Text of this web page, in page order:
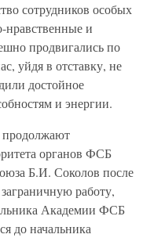
сотрудников особых
нравственные и
продвигались по
уйдя в отставку, не
достойное
и энергии.
органов ФСБ
Б.И. Соколов после
работу,
Академии ФСБ
до начальника